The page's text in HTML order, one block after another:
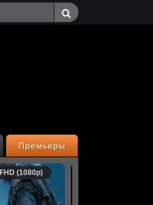
Премьеры
FHD (1080p)